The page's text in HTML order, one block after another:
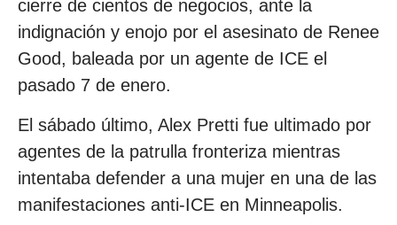
cierre de cientos de negocios, ante la
indignación y enojo por el asesinato de Renee
Good, baleada por un agente de ICE el
pasado 7 de enero.
El sábado último, Alex Pretti fue ultimado por
agentes de la patrulla fronteriza mientras
intentaba defender a una mujer en una de las
manifestaciones anti-ICE en Minneapolis.